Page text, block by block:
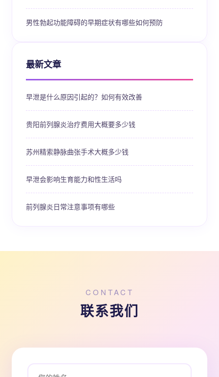
男性勃起功能障碍的早期症状有哪些如何预防
最新文章
早泄是什么原因引起的？如何有效改善
贵阳前列腺炎治疗费用大概要多少钱
苏州精索静脉曲张手术大概多少钱
早泄会影响生育能力和性生活吗
前列腺炎日常注意事项有哪些
CONTACT
联系我们